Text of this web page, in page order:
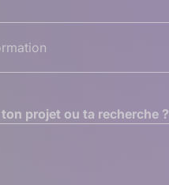
projet ou ta recherche ?